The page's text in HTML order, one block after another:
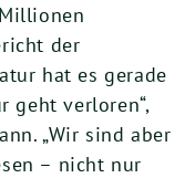
der
hat es gerade
geht verloren“,
„Wir sind aber
– nicht nur